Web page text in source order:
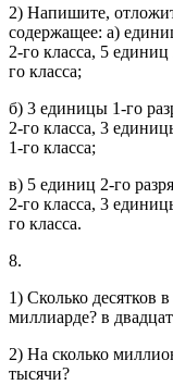
2) Напишите,
содержащее: а)
2-го класса, 5
го класса;
б) 3 единицы 1-го
2-го класса, 3
1-го класса;
в) 5 единиц 2-го
2-го класса, 3
го класса.
8.
1) Сколько десятков
миллиарде? в
2) На сколько
тысячи?